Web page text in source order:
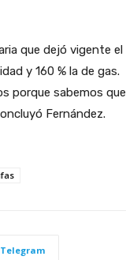
que dejó vigente el
y 160 % la de gas.
porque sabemos que
Fernández.
Telegram